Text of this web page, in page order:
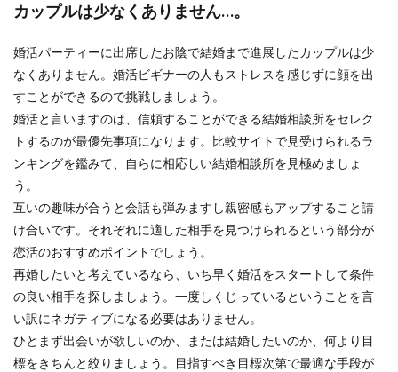
カップルは少なくありません…。
婚活パーティーに出席したお陰で結婚まで進展したカップルは少
なくありません。婚活ビギナーの人もストレスを感じずに顔を出
すことができるので挑戦しましょう。
婚活と言いますのは、信頼することができる結婚相談所をセレク
トするのが最優先事項になります。比較サイトで見受けられるラ
ンキングを鑑みて、自らに相応しい結婚相談所を見極めましょ
う。
互いの趣味が合うと会話も弾みますし親密感もアップすること請
け合いです。それぞれに適した相手を見つけられるという部分が
恋活のおすすめポイントでしょう。
再婚したいと考えているなら、いち早く婚活をスタートして条件
の良い相手を探しましょう。一度しくじっているということを言
い訳にネガティブになる必要はありません。
ひとまず出会いが欲しいのか、または結婚したいのか、何より目
標をきちんと絞りましょう。目指すべき目標次第で最適な手段が